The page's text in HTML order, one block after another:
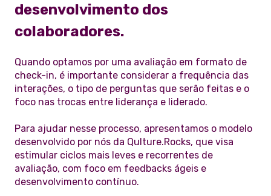
desenvolvimento dos
colaboradores.
Quando optamos por uma avaliação em formato de
check-in, é importante considerar a frequência das
interações, o tipo de perguntas que serão feitas e o
foco nas trocas entre liderança e liderado.
Para ajudar nesse processo, apresentamos o modelo
desenvolvido por nós da Qulture.Rocks, que visa
estimular ciclos mais leves e recorrentes de
avaliação, com foco em feedbacks ágeis e
desenvolvimento contínuo.